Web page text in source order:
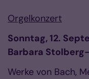
Orgelkonzert
Sonntag, 12.
Barbara
Werke von Bach,